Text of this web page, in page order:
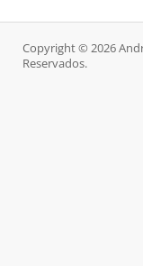
Copyright © 2026
Reservados.